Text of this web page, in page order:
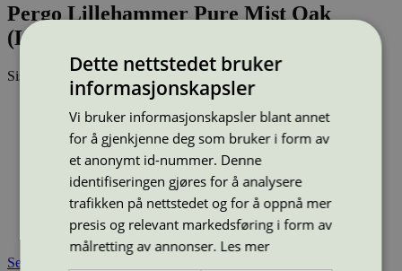
Pergo Lillehammer Pure Mist Oak
(L0344-04764)
Sist oppdatert24 feb 2026
Lisensnummer:
3029 0001
Miljømerke: Svanemerket
Merkevare: Pergo
Merkevare nettside: https://www.pergo.no/nb-no/
Lisensinnehaver: Unilin BV, division Flooring
Lisensinnehaver nettside:
http://www.unilin.com
Tilgjengelig i: Island, Norge, Sverige, Finland, Danmark
Se også
Dette nettstedet bruker
informasjonskapsler
Vi bruker informasjonskapsler blant annet
for å gjenkjenne deg som bruker i form av
et anonymt id-nummer. Denne
identifiseringen gjøres for å analysere
trafikken på nettstedet og for å oppnå mer
presis og relevant markedsføring i form av
målretting av annonser. Les mer